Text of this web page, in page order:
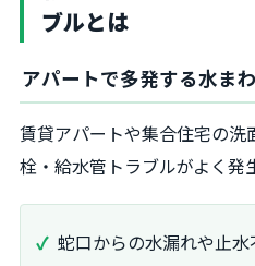
ブルとは
アパートで多発する水ま
賃貸アパートや集合住宅の
栓・給水管トラブルがよく発
蛇口からの水漏れや止水